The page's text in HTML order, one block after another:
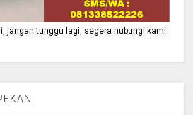
jangan tunggu lagi, segera hubungi kami